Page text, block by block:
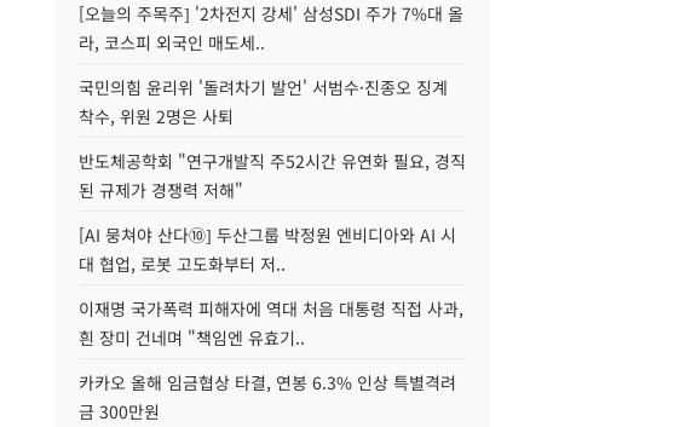
[오늘의 주목주] '2차전지 강세' 삼성SDI 주가 7%대 올
라, 코스피 외국인 매도세..
국민의힘 윤리위 '돌려차기 발언' 서범수·진종오 징계
착수, 위원 2명은 사퇴
반도체공학회 "연구개발직 주52시간 유연화 필요, 경직
된 규제가 경쟁력 저해"
[AI 뭉쳐야 산다⑩] 두산그룹 박정원 엔비디아와 AI 시
대 협업, 로봇 고도화부터 저..
이재명 국가폭력 피해자에 역대 처음 대통령 직접 사과,
흰 장미 건네며 "책임엔 유효기..
카카오 올해 임금협상 타결, 연봉 6.3% 인상 특별격려
금 300만원